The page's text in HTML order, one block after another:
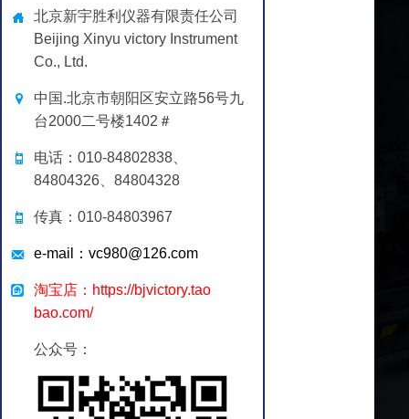
北京新宇胜利仪器有限责任公司
Beijing Xinyu victory Instrument
Co., Ltd.
中国.北京市朝阳区安立路56号九
台2000二号楼1402＃
电话：010-84802838、
84804326、84804328
传真：010-84803967
e-mail：vc980@126.com
淘宝店：https://bjvictory.tao
bao.com/
公众号：